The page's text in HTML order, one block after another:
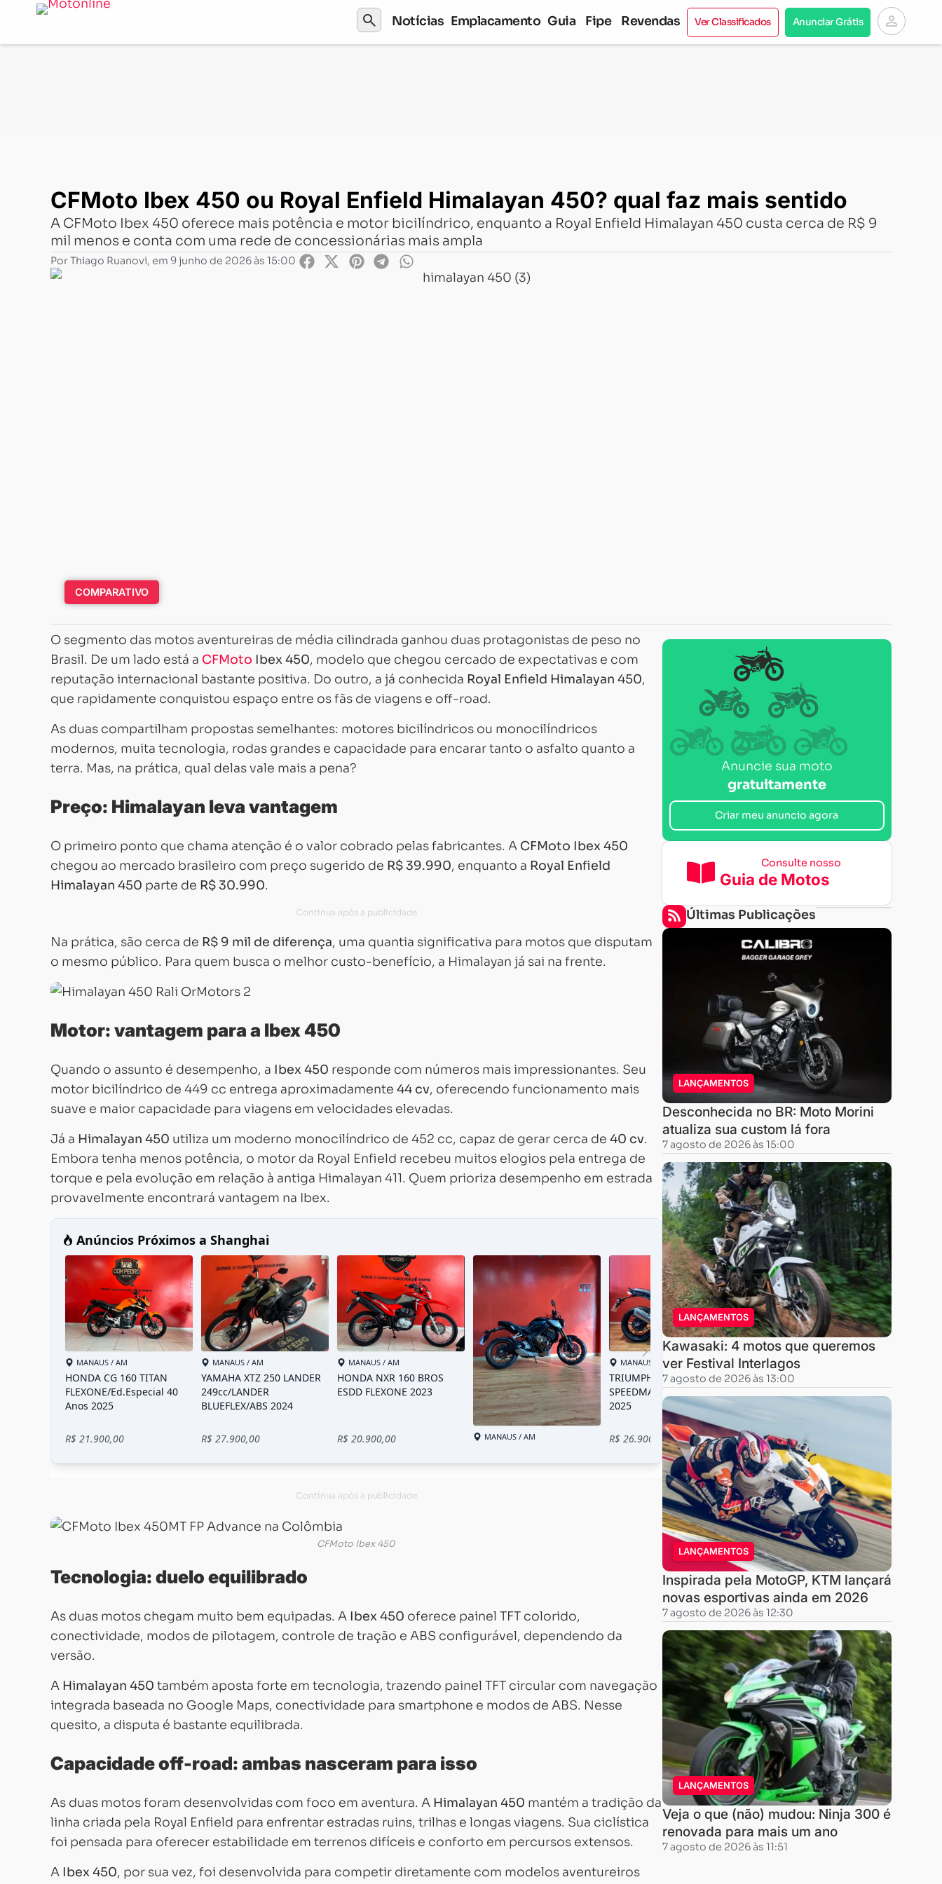
search Notícias Emplacamento Guia Fipe Revendas Ver Classificados Anunciar Grátis person
CFMoto Ibex 450 ou Royal Enfield Himalayan 450? qual faz mais sentido
CFMoto Ibex 450 ou Royal Enfield Himalayan 450? qual faz mais sentido
A CFMoto Ibex 450 oferece mais potência e motor bicilíndrico, enquanto a Royal Enfield Himalayan 450 custa cerca de R$ 9
mil menos e conta com uma rede de concessionárias mais ampla
PorThiago Ruanovi, em 9 junho de 2026 às 15:00
COMPARATIVO
O segmento das motos aventureiras de média cilindrada ganhou duas protagonistas de peso no
Brasil. De um lado está a CFMoto Ibex 450, modelo que chegou cercado de expectativas e com
reputação internacional bastante positiva. Do outro, a já conhecida Royal Enfield Himalayan 450,
que rapidamente conquistou espaço entre os fãs de viagens e off-road.
As duas compartilham propostas semelhantes: motores bicilíndricos ou monocilíndricos
modernos, muita tecnologia, rodas grandes e capacidade para encarar tanto o asfalto quanto a
terra. Mas, na prática, qual delas vale mais a pena?
Preço: Himalayan leva vantagem
O primeiro ponto que chama atenção é o valor cobrado pelas fabricantes. A CFMoto Ibex 450
chegou ao mercado brasileiro com preço sugerido de R$ 39.990, enquanto a Royal Enfield
Himalayan 450 parte de R$ 30.990.
Na prática, são cerca de R$ 9 mil de diferença, uma quantia significativa para motos que disputam
o mesmo público. Para quem busca o melhor custo-benefício, a Himalayan já sai na frente.
Motor: vantagem para a Ibex 450
Quando o assunto é desempenho, a Ibex 450 responde com números mais impressionantes. Seu
motor bicilíndrico de 449 cc entrega aproximadamente 44 cv, oferecendo funcionamento mais
suave e maior capacidade para viagens em velocidades elevadas.
Já a Himalayan 450 utiliza um moderno monocilíndrico de 452 cc, capaz de gerar cerca de 40 cv.
Embora tenha menos potência, o motor da Royal Enfield recebeu muitos elogios pela entrega de
torque e pela evolução em relação à antiga Himalayan 411. Quem prioriza desempenho em estrada
provavelmente encontrará vantagem na Ibex.
CFMoto Ibex 450
Tecnologia: duelo equilibrado
As duas motos chegam muito bem equipadas. A Ibex 450 oferece painel TFT colorido,
conectividade, modos de pilotagem, controle de tração e ABS configurável, dependendo da
versão.
A Himalayan 450 também aposta forte em tecnologia, trazendo painel TFT circular com navegação
integrada baseada no Google Maps, conectividade para smartphone e modos de ABS. Nesse
quesito, a disputa é bastante equilibrada.
Capacidade off-road: ambas nasceram para isso
As duas motos foram desenvolvidas com foco em aventura. A Himalayan 450 mantém a tradição da
linha criada pela Royal Enfield para enfrentar estradas ruins, trilhas e longas viagens. Sua ciclística
foi pensada para oferecer estabilidade em terrenos difíceis e conforto em percursos extensos.
A Ibex 450, por sua vez, foi desenvolvida para competir diretamente com modelos aventureiros
Anuncie sua moto
gratuitamente
Criar meu anuncio agora
Consulte nosso
Guia de Motos
Últimas Publicações
LANÇAMENTOS
Desconhecida no BR: Moto Morini
atualiza sua custom lá fora
7 agosto de 2026 às 15:00
LANÇAMENTOS
Kawasaki: 4 motos que queremos
ver Festival Interlagos
7 agosto de 2026 às 13:00
LANÇAMENTOS
Inspirada pela MotoGP, KTM lançará
novas esportivas ainda em 2026
7 agosto de 2026 às 12:30
LANÇAMENTOS
Veja o que (não) mudou: Ninja 300 é
renovada para mais um ano
7 agosto de 2026 às 11:51